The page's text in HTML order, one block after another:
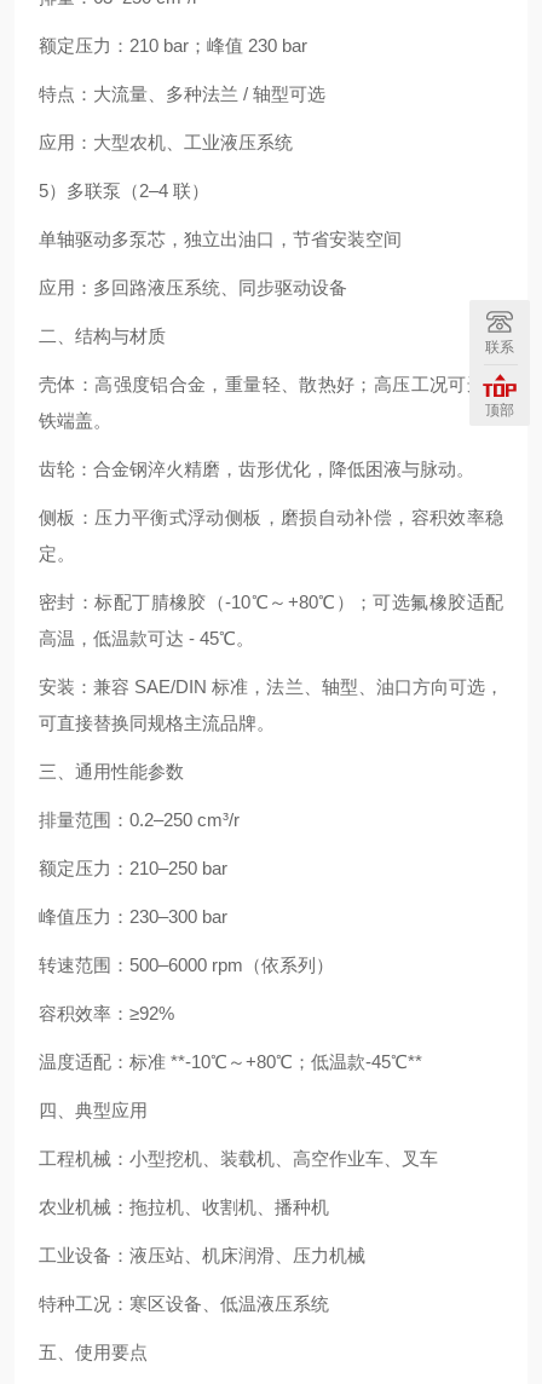
额定压力：210 bar；峰值 230 bar
特点：大流量、多种法兰 / 轴型可选
应用：大型农机、工业液压系统
5）多联泵（2–4 联）
单轴驱动多泵芯，独立出油口，节省安装空间
应用：多回路液压系统、同步驱动设备
二、结构与材质
壳体：高强度铝合金，重量轻、散热好；高压工况可选铸
铁端盖。
齿轮：合金钢淬火精磨，齿形优化，降低困液与脉动。
侧板：压力平衡式浮动侧板，磨损自动补偿，容积效率稳
定。
密封：标配丁腈橡胶（-10℃～+80℃）；可选氟橡胶适配
高温，低温款可达 - 45℃。
安装：兼容 SAE/DIN 标准，法兰、轴型、油口方向可选，
可直接替换同规格主流品牌。
三、通用性能参数
排量范围：0.2–250 cm³/r
额定压力：210–250 bar
峰值压力：230–300 bar
转速范围：500–6000 rpm（依系列）
容积效率：≥92%
温度适配：标准 **-10℃～+80℃；低温款-45℃**
四、典型应用
工程机械：小型挖机、装载机、高空作业车、叉车
农业机械：拖拉机、收割机、播种机
工业设备：液压站、机床润滑、压力机械
特种工况：寒区设备、低温液压系统
五、使用要点
联系
顶部